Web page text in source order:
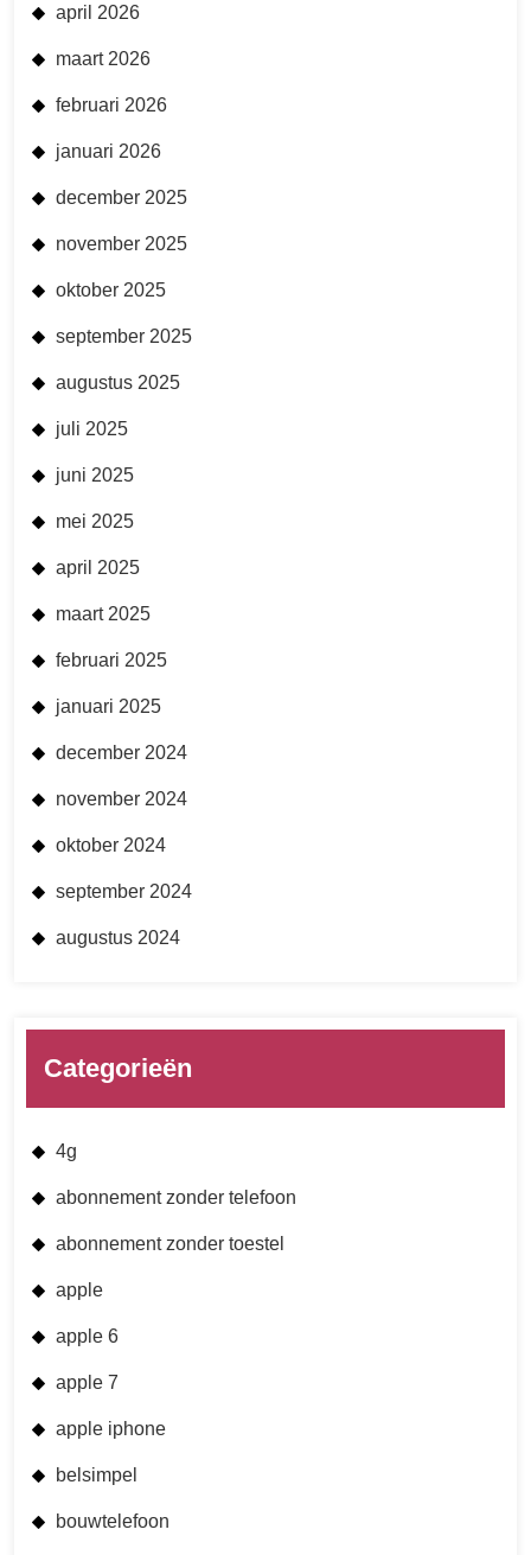
april 2026
maart 2026
februari 2026
januari 2026
december 2025
november 2025
oktober 2025
september 2025
augustus 2025
juli 2025
juni 2025
mei 2025
april 2025
maart 2025
februari 2025
januari 2025
december 2024
november 2024
oktober 2024
september 2024
augustus 2024
Categorieën
4g
abonnement zonder telefoon
abonnement zonder toestel
apple
apple 6
apple 7
apple iphone
belsimpel
bouwtelefoon